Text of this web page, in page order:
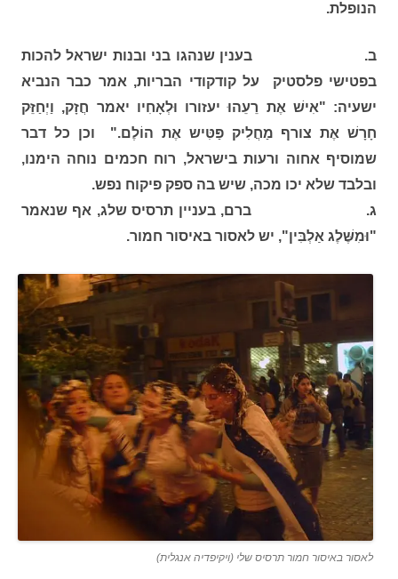
הנופלת.
ב. בענין שנהגו בני ובנות ישראל להכות
בפטישי פלסטיק על קודקודי הבריות, אמר כבר הנביא
ישעיה: "אִישׁ אֶת רֵעֵהוּ יעזורו וּלְאָחִיו יאמר חֲזָק, וַיְחַזֵּק
חָרָשׁ אֶת צורף מַחֲלִיק פַּטִּיש אֶת הוֹלֶם." וכן כל דבר
שמוסיף אחוה ורעות בישראל, רוח חכמים נוחה הימנו,
ובלבד שלא יכו מכה, שיש בה ספק פיקוח נפש.
ג. ברם, בעניין תרסיס שלג, אף שנאמר
"וּמִשֶּׁלֶג אַלְבִּין", יש לאסור באיסור חמור.
לאסור באיסור חמור תרסיס שלי (ויקיפדיה אנגלית)